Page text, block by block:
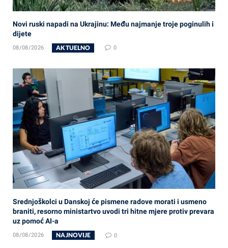
Novi ruski napadi na Ukrajinu: Među najmanje troje poginulih i
dijete
08/08/2026 AKTUELNO 0
Srednjoškolci u Danskoj će pismene radove morati i usmeno
braniti, resorno ministartvo uvodi tri hitne mjere protiv prevara
uz pomoć AI-a
08/08/2026 NAJNOVIJE 0